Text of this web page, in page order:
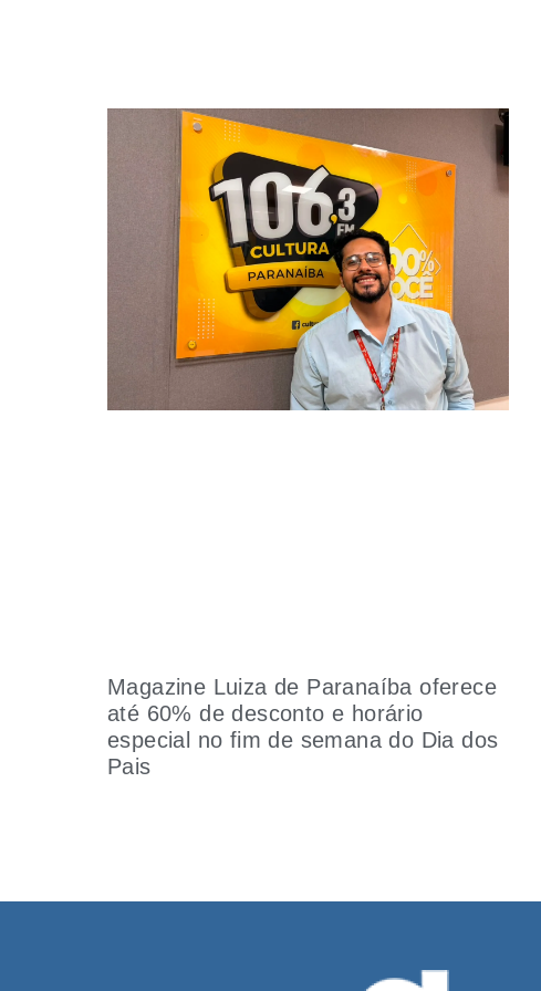
Magazine Luiza de Paranaíba oferece
até 60% de desconto e horário
especial no fim de semana do Dia dos
Pais